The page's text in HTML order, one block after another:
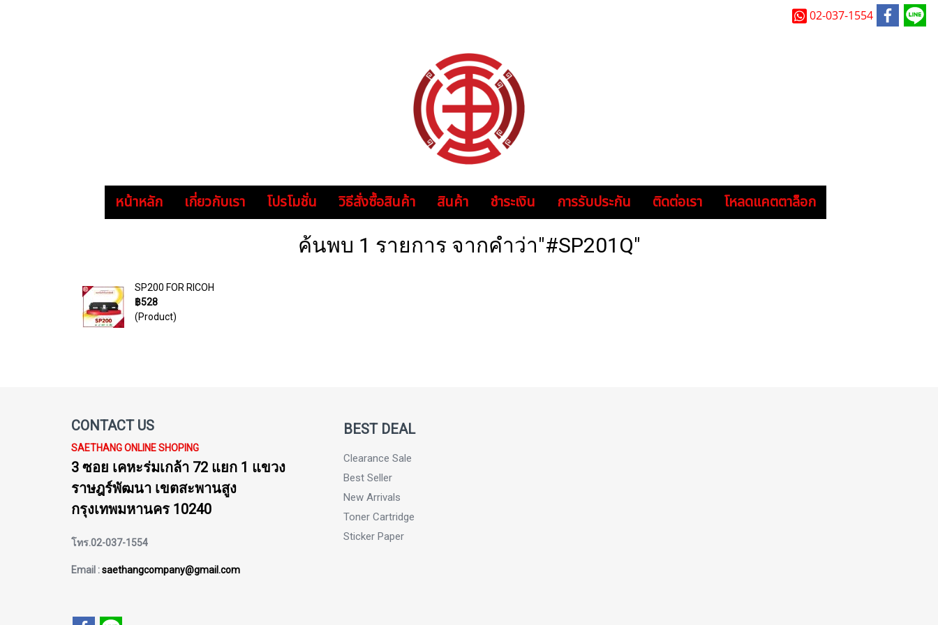
02-037-1554
หน้าหลัก เกี่ยวกับเรา โปรโมชั่น วิธีสั่งซื้อสินค้า สินค้า ชำระเงิน การรับประกัน ติดต่อเรา โหลดแคตตาล็อก
ค้นพบ 1 รายการ จากคำว่า"#SP201Q"
SP200 FOR RICOH
฿528
(Product)
CONTACT US
SAETHANG ONLINE SHOPING
3 ซอย เคหะร่มเกล้า 72 แยก 1 แขวง
ราษฎร์พัฒนา เขตสะพานสูง
กรุงเทพมหานคร 10240
โทร.02-037-1554
Email :saethangcompany@gmail.com
BEST DEAL
Clearance Sale
Best Seller
New Arrivals
Toner Cartridge
Sticker Paper